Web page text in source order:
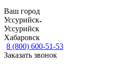
Ваш город
Уссурийск
Уссурийск
Хабаровск
8 (800) 600-51-53
Заказать звонок